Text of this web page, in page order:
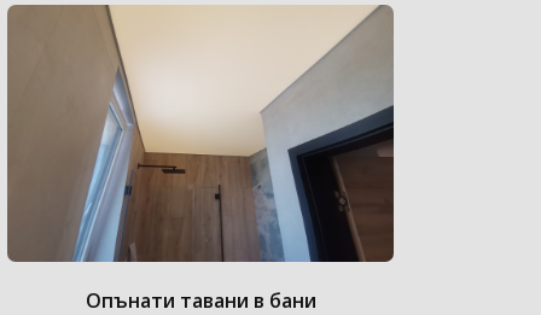
Опънати тавани в бани